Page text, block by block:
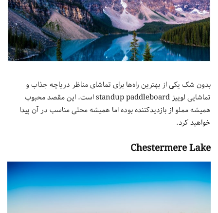
بدون شک یکی از بهترین راه‌ها برای تماشای مناظر دریاچه جذاب و
تماشایی لوییز standup paddleboard است. این مقصد محبوب
همیشه مملو از بازدید‌کننده بوده اما همیشه محلی مناسب در آن پیدا
خواهید کرد.
Chestermere Lake